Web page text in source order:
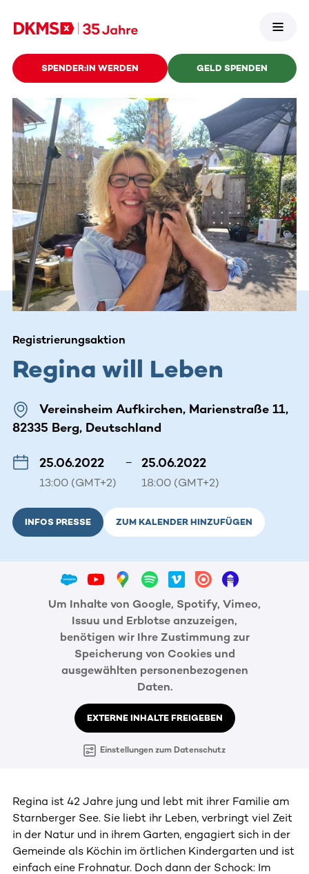
SPENDER:IN WERDEN GELD SPENDEN
Registrierungsaktion
Regina will Leben
Vereinsheim Aufkirchen, Marienstraße 11,
82335 Berg, Deutschland
25.06.2022
13:00 (GMT+2)
– 25.06.2022
18:00 (GMT+2)
INFOS PRESSE ZUM KALENDER HINZUFÜGEN
Um Inhalte von Google, Spotify, Vimeo,
Issuu und Erblotse anzuzeigen,
benötigen wir Ihre Zustimmung zur
Speicherung von Cookies und
ausgewählten personenbezogenen
Daten.
EXTERNE INHALTE FREIGEBEN
Einstellungen zum Datenschutz
Regina ist 42 Jahre jung und lebt mit ihrer Familie am
Starnberger See. Sie liebt ihr Leben, verbringt viel Zeit
in der Natur und in ihrem Garten, engagiert sich in der
Gemeinde als Köchin im örtlichen Kindergarten und ist
einfach eine Frohnatur. Doch dann der Schock: Im